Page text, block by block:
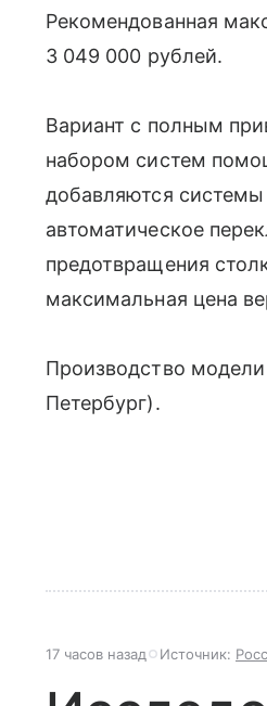
Рекомендованная
3 049 000 рублей.
Вариант с полным
набором систем
добавляются
автоматическое
предотвращения
максимальная цена
Производство
Петербург).
17 часов назад Источник: